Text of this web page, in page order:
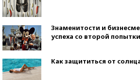
Знаменитости и
успеха со второй попытки
Как защититься от